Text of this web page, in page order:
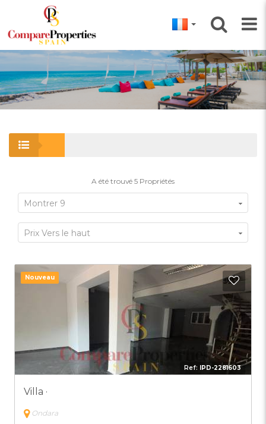
A été trouvé 5 Propriétés
Montrer 9
Prix Vers le haut
Nouveau
Ref: IPD-2281603
Villa ·
Ondara